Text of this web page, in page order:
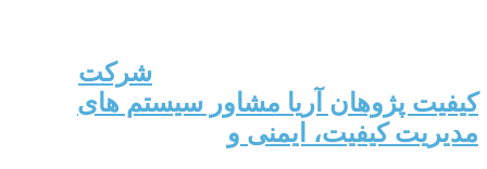
شرکت
کیفیت پژوهان آریا مشاور سیستم های
مدیریت کیفیت، ایمنی و